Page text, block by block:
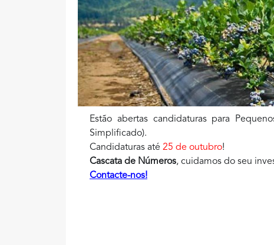
Estão abertas candidaturas para
Simplificado).
Candidaturas até 25 de outubro!
Cascata de Números, cuidamos do seu
Contacte-nos!